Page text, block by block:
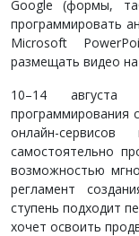
Google (формы,
программировать
Microsoft
размещать видео на
10–14
программирования
онлайн-
самостоятельно
возможностью
регламент
ступень подходит
хочет освоить